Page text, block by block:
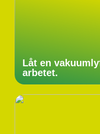
Låt en
arbetet.